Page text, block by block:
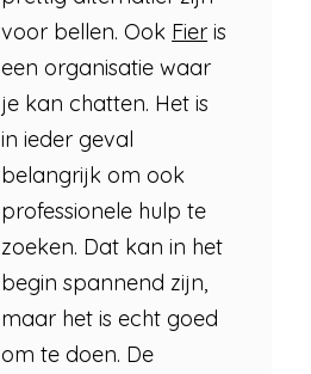
voor bellen. Ook Fier is
een organisatie waar
je kan chatten. Het is
in ieder geval
belangrijk om ook
professionele hulp te
zoeken. Dat kan in het
begin spannend zijn,
maar het is echt goed
om te doen. De